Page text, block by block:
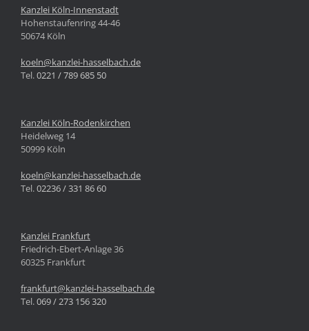
Kanzlei Köln-Innenstadt
Hohenstaufenring 44-46
50674 Köln
koeln@kanzlei-hasselbach.de
Tel.0221 / 789 685 50
Kanzlei Köln-Rodenkirchen
Heidelweg 14
50999 Köln
koeln@kanzlei-hasselbach.de
Tel.02236 / 331 86 60
Kanzlei Frankfurt
Friedrich-Ebert-Anlage 36
60325 Frankfurt
frankfurt@kanzlei-hasselbach.de
Tel.069 / 273 156 320